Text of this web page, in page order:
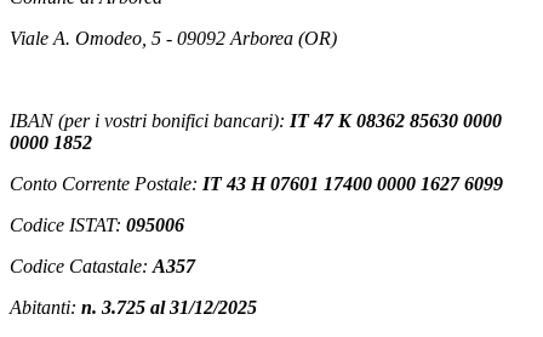
Viale A. Omodeo, 5 - 09092 Arborea (OR)
IBAN (per i vostri bonifici bancari): IT 47 K 08362 85630 0000
0000 1852
Conto Corrente Postale: IT 43 H 07601 17400 0000 1627 6099
Codice ISTAT: 095006
Codice Catastale: A357
Abitanti: n. 3.725 al 31/12/2025